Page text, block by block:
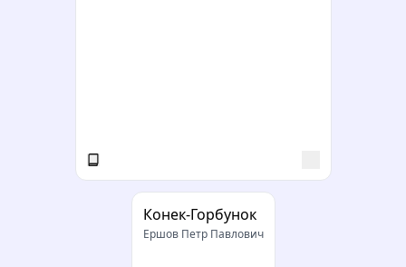
Конек-Горбунок
Ершов Петр Павлович